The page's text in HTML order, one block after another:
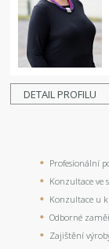
DETAIL PROFILU
Profesionální
Konzultace ve
Konzultace u
Odborné
Zajištění